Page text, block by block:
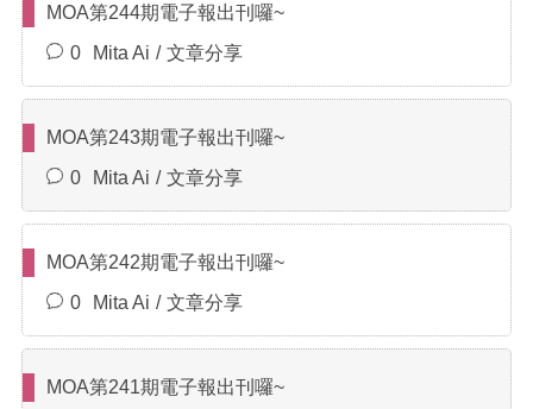
討論區
聯絡我們
MOA第244期電子報出刊囉~
0
Mita Ai 文章分享
MOA第243期電子報出刊囉~
0
Mita Ai 文章分享
MOA第242期電子報出刊囉~
0
Mita Ai 文章分享
MOA第241期電子報出刊囉~